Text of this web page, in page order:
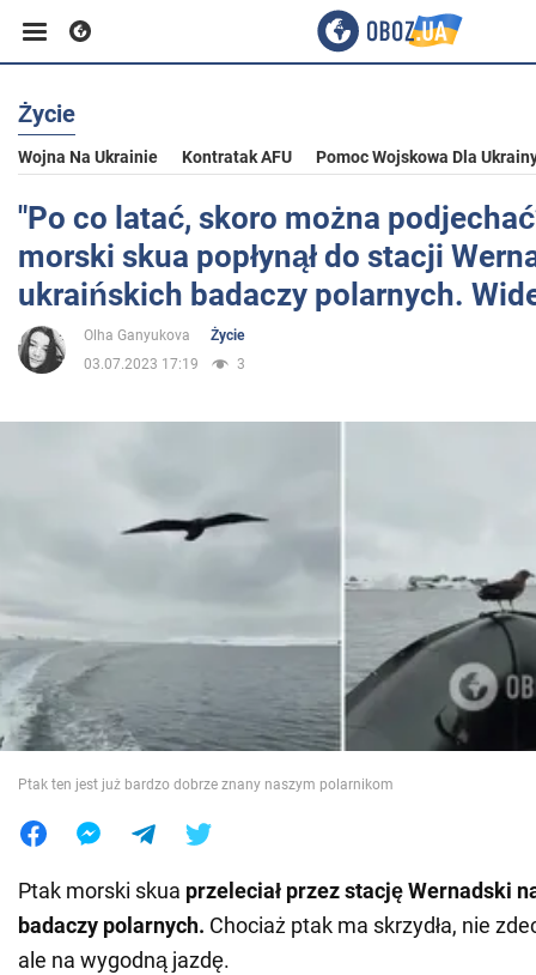
Biznes
Sport
Rozrywka
Życie
Społeczeństwo
Świat
Jedzenie
Życie
Wojna Na Ukrainie Kontratak AFU Pomoc Wojskowa Dla
"Po co latać, skoro można
morski skua popłynął do stacji
ukraińskich badaczy polarnych.
Olha Ganyukova
Życie
03.07.2023 17:19
3
Ptak ten jest już bardzo dobrze znany naszym polarnikom
Ptak morski skua przeleciał przez stację Wernadski
badaczy polarnych. Chociaż ptak ma skrzydła, nie
ale na wygodną jazdę.